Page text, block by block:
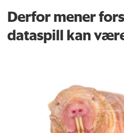
Derfor mener
dataspill kan